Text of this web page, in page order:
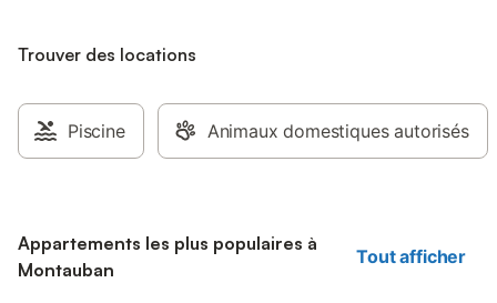
Trouver des locations
Piscine Animaux domestiques autorisés
Appartements les plus populaires à
Montauban
Tout afficher